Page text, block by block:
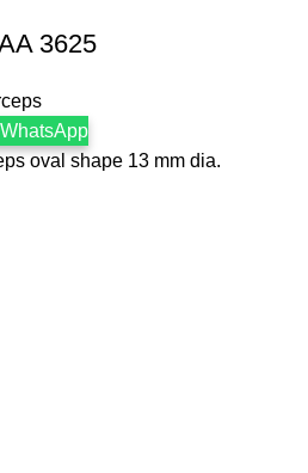
3625
oval shape 13 mm dia.